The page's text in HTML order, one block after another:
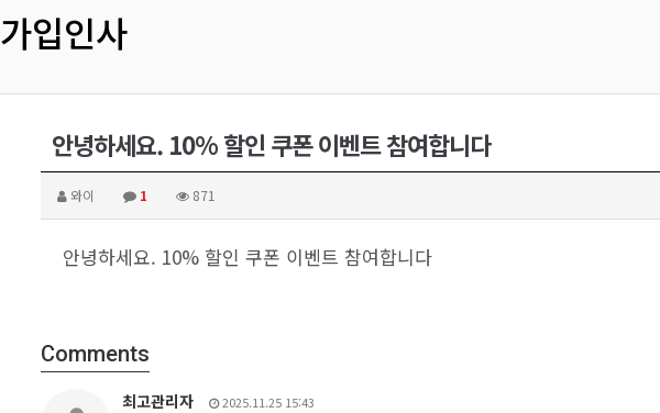
가입인사
안녕하세요. 10% 할인 쿠폰 이벤트 참여합니다
와이 1 871
안녕하세요. 10% 할인 쿠폰 이벤트 참여합니다
Comments
최고관리자 2025.11.25 15:43